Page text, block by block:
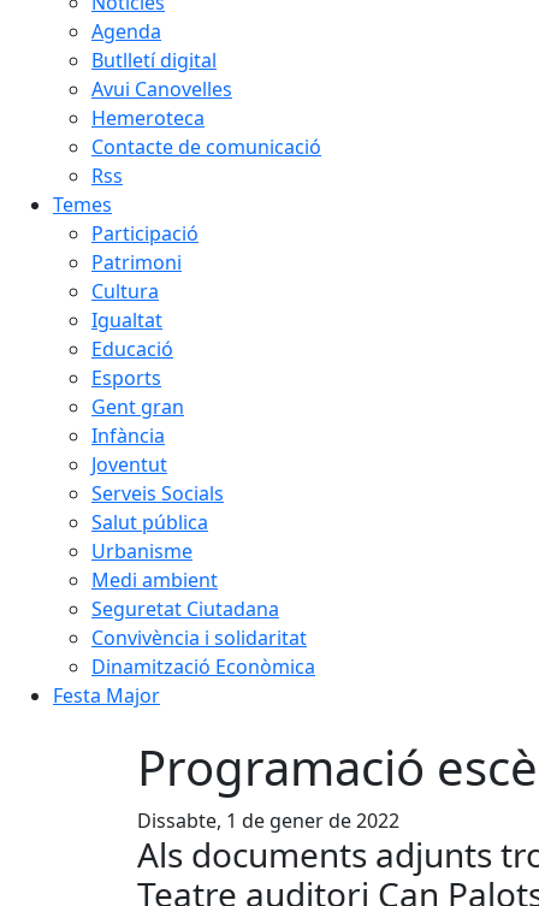
Agenda
Butlletí digital
Avui Canovelles
Hemeroteca
Contacte de comunicació
Rss
Temes
Participació
Patrimoni
Cultura
Igualtat
Educació
Esports
Gent gran
Infància
Joventut
Serveis Socials
Salut pública
Urbanisme
Medi ambient
Seguretat Ciutadana
Convivència i solidaritat
Dinamització Econòmica
Festa Major
Programació
Dissabte, 1 de gener de 2022
Als documents adjunts
Teatre auditori Can